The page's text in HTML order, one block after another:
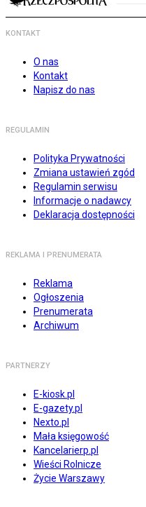
KONTAKT
O nas
Kontakt
Napisz do nas
REGULAMIN
Polityka Prywatności
Zmiana ustawień zgód
Regulamin serwisu
Informacje o nadawcy
Deklaracja dostępności
REKLAMA I PRENUMERATA
Reklama
Ogłoszenia
Prenumerata
Archiwum
PARTNERZY
E-kiosk.pl
E-gazety.pl
Nexto.pl
Mała księgowość
Kancelarierp.pl
Wieści Rolnicze
Życie Warszawy